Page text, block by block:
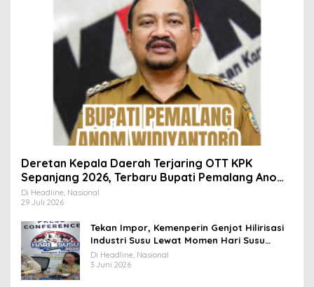
Deretan Kepala Daerah Terjaring OTT KPK
Sepanjang 2026, Terbaru Bupati Pemalang Anom
Widiyantoro
Di Headline, Nasional
29 Juli 2026
Tekan Impor, Kemenperin Genjot Hilirisasi
Industri Susu Lewat Momen Hari Susu
Nusantara 2026
Di Headline, Nasional
3 Juni 2026